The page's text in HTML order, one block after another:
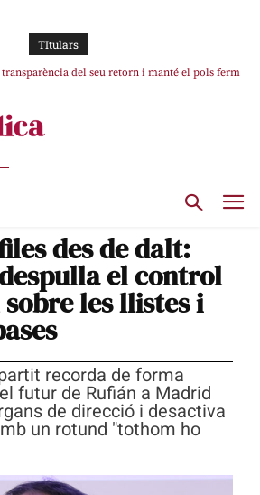
TItulars
del seu retorn i manté el pols ferm
provocar un “efecte crida” massiu per la seva
des de dalt:
el control
sobre les llistes i
recorda de forma
futur de Rufián a Madrid
de direcció i desactiva
un rotund "tothom ho